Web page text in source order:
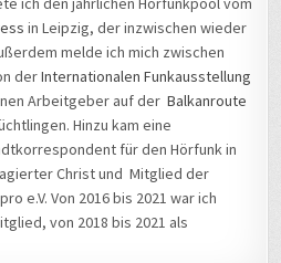
in Leipzig, der inzwischen wieder
melde ich mich zwischen
derInternationalen Funkausstellung
Arbeitgeber auf derBalkanroute
Hinzu kam eine
für den Hörfunk in
Christ und Mitglied der
e.V. Von 2016 bis 2021 war ich
von 2018 bis 2021 als